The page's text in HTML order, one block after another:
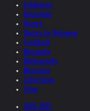
Exhibitions
Interviews
Quotes
Quotes by Helnwein
Feedback
Biography
Bibliography
Museums
Collections
Films
2026-2025